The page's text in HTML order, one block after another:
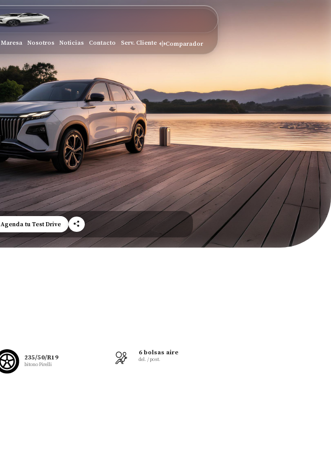
Maresa Nosotros Noticias Contacto Serv. Cliente Comparador
Agenda tu Test Drive
235/50/R19
bitono Pirelli
6 bolsas aire
del. / post.